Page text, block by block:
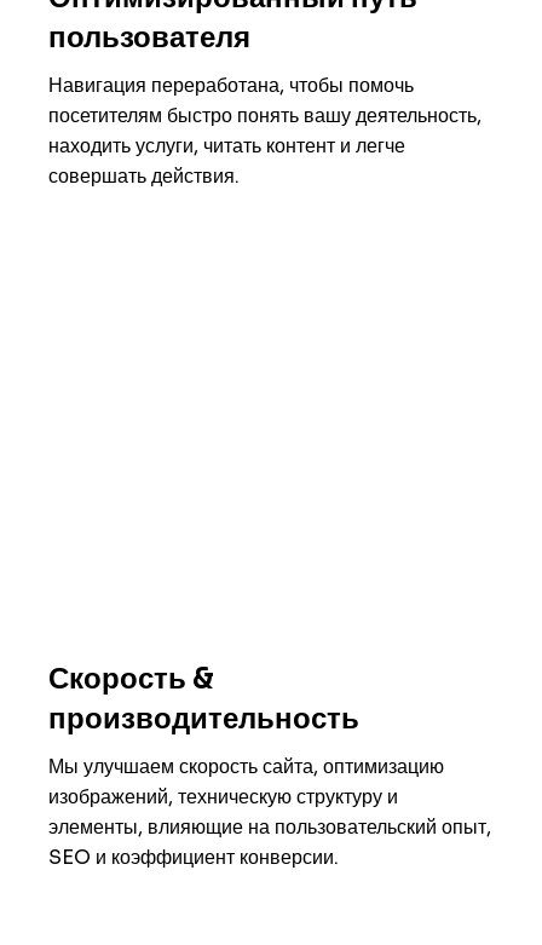
пользователя
Навигация переработана, чтобы помочь
посетителям быстро понять вашу деятельность,
находить услуги, читать контент и легче
совершать действия.
Скорость &
производительность
Мы улучшаем скорость сайта, оптимизацию
изображений, техническую структуру и
элементы, влияющие на пользовательский опыт,
SEO и коэффициент конверсии.